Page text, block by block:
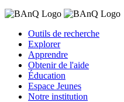
Outils de recherche
Explorer
Apprendre
Obtenir de l'aide
Éducation
Espace Jeunes
Notre institution